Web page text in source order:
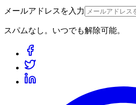
メールアドレスを入力
スパムなし。いつでも解除可能。